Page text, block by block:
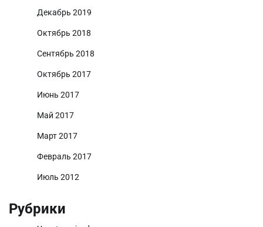
Декабрь 2019
Октябрь 2018
Сентябрь 2018
Октябрь 2017
Июнь 2017
Май 2017
Март 2017
Февраль 2017
Июль 2012
Рубрики